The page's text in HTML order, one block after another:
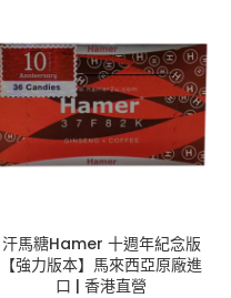
$2,400
汗馬糖Hamer 十週年紀念版
【強力版本】馬來西亞原廠進
口 | 香港直營